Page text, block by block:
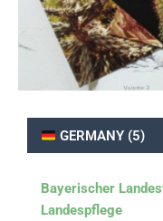
GERMANY (5)
Bayerischer
Landespflege